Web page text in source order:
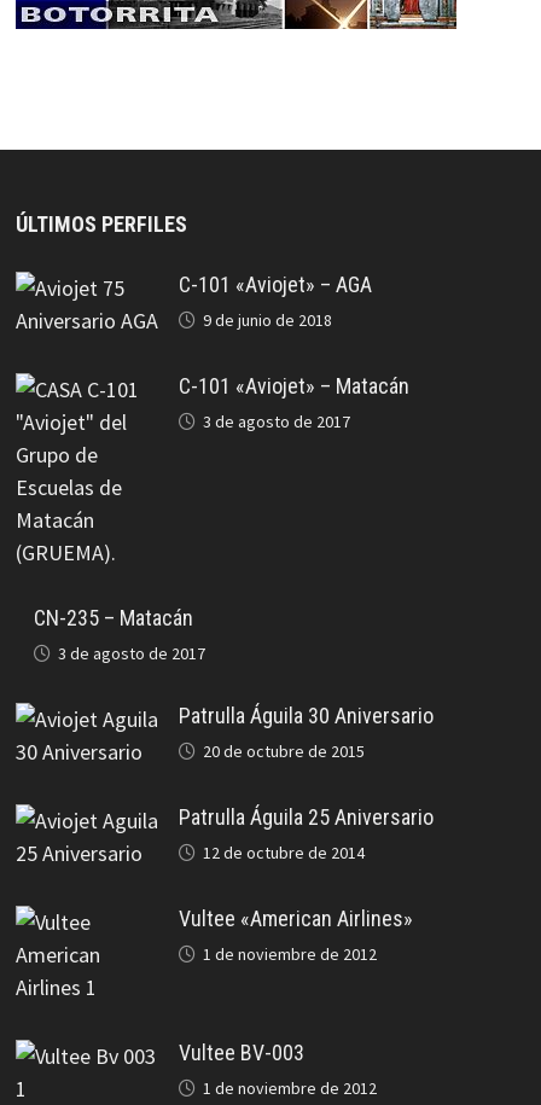
ÚLTIMOS PERFILES
C-101 «Aviojet» – AGA
9 de junio de 2018
C-101 «Aviojet» – Matacán
3 de agosto de 2017
CN-235 – Matacán
3 de agosto de 2017
Patrulla Águila 30 Aniversario
20 de octubre de 2015
Patrulla Águila 25 Aniversario
12 de octubre de 2014
Vultee «American Airlines»
1 de noviembre de 2012
Vultee BV-003
1 de noviembre de 2012